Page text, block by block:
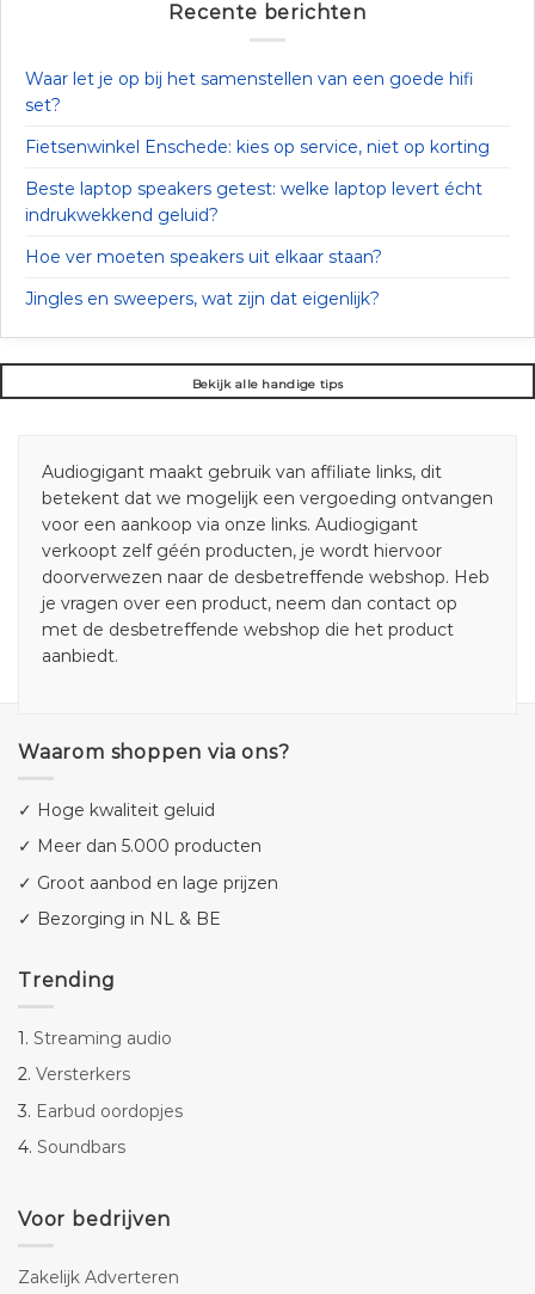
Recente berichten
Waar let je op bij het samenstellen van een goede hifi
set?
Fietsenwinkel Enschede: kies op service, niet op korting
Beste laptop speakers getest: welke laptop levert écht
indrukwekkend geluid?
Hoe ver moeten speakers uit elkaar staan?
Jingles en sweepers, wat zijn dat eigenlijk?
Bekijk alle handige tips
Audiogigant maakt gebruik van affiliate links, dit
betekent dat we mogelijk een vergoeding ontvangen
voor een aankoop via onze links. Audiogigant
verkoopt zelf géén producten, je wordt hiervoor
doorverwezen naar de desbetreffende webshop. Heb
je vragen over een product, neem dan contact op
met de desbetreffende webshop die het product
aanbiedt.
Waarom shoppen via ons?
✓ Hoge kwaliteit geluid
✓ Meer dan 5.000 producten
✓ Groot aanbod en lage prijzen
✓ Bezorging in NL & BE
Trending
1. Streaming audio
2. Versterkers
3. Earbud oordopjes
4. Soundbars
Voor bedrijven
Zakelijk Adverteren